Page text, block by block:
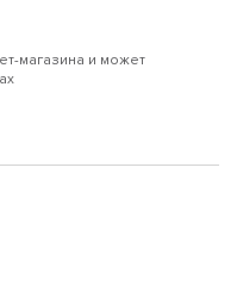
магазина и может